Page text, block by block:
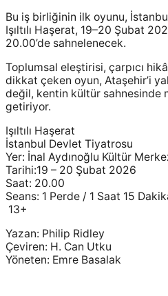
Bu iş birliğinin ilk oyunu,
Işıltılı Haşerat, 19–20 Şubat
20.00’de sahnelenecek.
Toplumsal eleştirisi, çarpıcı
dikkat çeken oyun, Ataşehir’i
değil, kentin kültür sahnesinde
getiriyor.
Işıltılı Haşerat
İstanbul Devlet Tiyatrosu
Yer: İnal Aydınoğlu Kültür
Tarihi:19 – 20 Şubat 2026
Saat: 20.00
Seans: 1 Perde / 1 Saat 15
13+
Yazan: Philip Ridley
Çeviren: H. Can Utku
Yöneten: Emre Basalak